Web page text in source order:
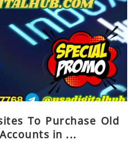
To Purchase Old
in ...